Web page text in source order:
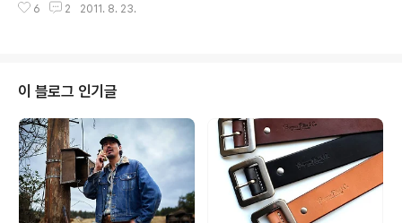
하는 사람은 많이 없겠지만 고통을 꾹 참고 버티며 가죽이
되면 운영에 있어 갈등을 겪게 된다. 그날 그날 옷이나 기분
거에 비하자면 훨씬 귀찮은 일이다. 이런 점은 가방과 비슷
하다. http://macrostars.blogspot.com/2011/08/bl
og-post_14.html 왼쪽이 잠시 수면 모드로 들어간 사용
하던 지갑이고, 오른쪽이 새로 펠로우가 된 지갑이다. 심플
하다는 수준을 넘어서 뭐 아무 것도 없는, 들판에 묵..
6 2 2011. 8. 23.
이 블로그 인기글